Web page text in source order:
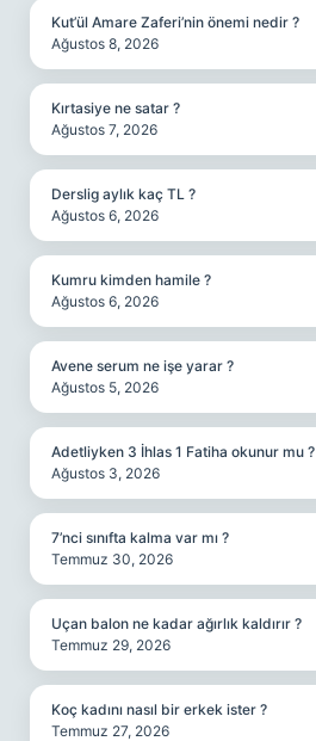
Kut’ül Amare Zaferi’nin önemi nedir ?
Ağustos 8, 2026
Kırtasiye ne satar ?
Ağustos 7, 2026
Derslig aylık kaç TL ?
Ağustos 6, 2026
Kumru kimden hamile ?
Ağustos 6, 2026
Avene serum ne işe yarar ?
Ağustos 5, 2026
Adetliyken 3 İhlas 1 Fatiha okunur mu ?
Ağustos 3, 2026
7’nci sınıfta kalma var mı ?
Temmuz 30, 2026
Uçan balon ne kadar ağırlık kaldırır ?
Temmuz 29, 2026
Koç kadını nasıl bir erkek ister ?
Temmuz 27, 2026